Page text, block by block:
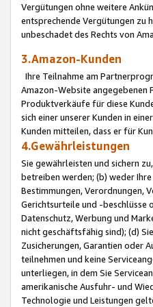
Vergütungen ohne weitere
entsprechende Vergütungen zu
unbeschadet des Rechts von
3.Amazon-Kunden
Ihre Teilnahme am
Amazon-Website angegebenen
Produktverkäufe für diese
sich einer unserer Kunden in
Kunden mitteilen, dass er für
4.Gewährleistungen
Sie gewährleisten und sichern
betreiben werden; (b) weder
Bestimmungen, Verordnungen,
Gerichtsurteile und -beschlüsse
Datenschutz, Werbung und
nicht geschäftsfähig sind); (d)
Zusicherungen, Garantien oder
teilnehmen und keine
unterliegen, in dem Sie
amerikanische Ausfuhr- und
Technologie und Leistungen